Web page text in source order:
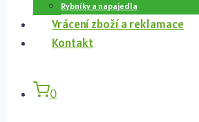
Rybníky a napajedla
Vrácení zboží a reklamace
Kontakt
0